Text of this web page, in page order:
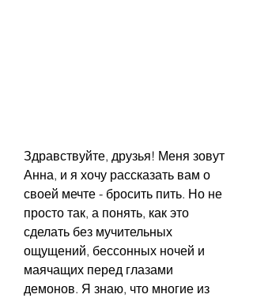
Здравствуйте, друзья! Меня зовут
Анна, и я хочу рассказать вам о
своей мечте - бросить пить. Но не
просто так, а понять, как это
сделать без мучительных
ощущений, бессонных ночей и
маячащих перед глазами
демонов. Я знаю, что многие из